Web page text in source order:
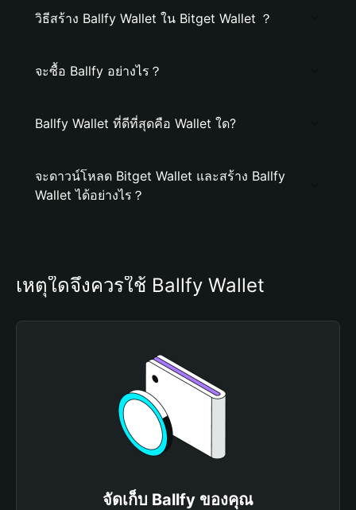
วิธีสร้าง Ballfy Wallet ใน Bitget Wallet ？
จะซื้อ Ballfy อย่างไร？
Ballfy Wallet ที่ดีที่สุดคือ Wallet ใด?
จะดาวน์โหลด Bitget Wallet และสร้าง Ballfy
Wallet ได้อย่างไร？
เหตุใดจึงควรใช้ Ballfy Wallet
จัดเก็บ Ballfy ของคุณ